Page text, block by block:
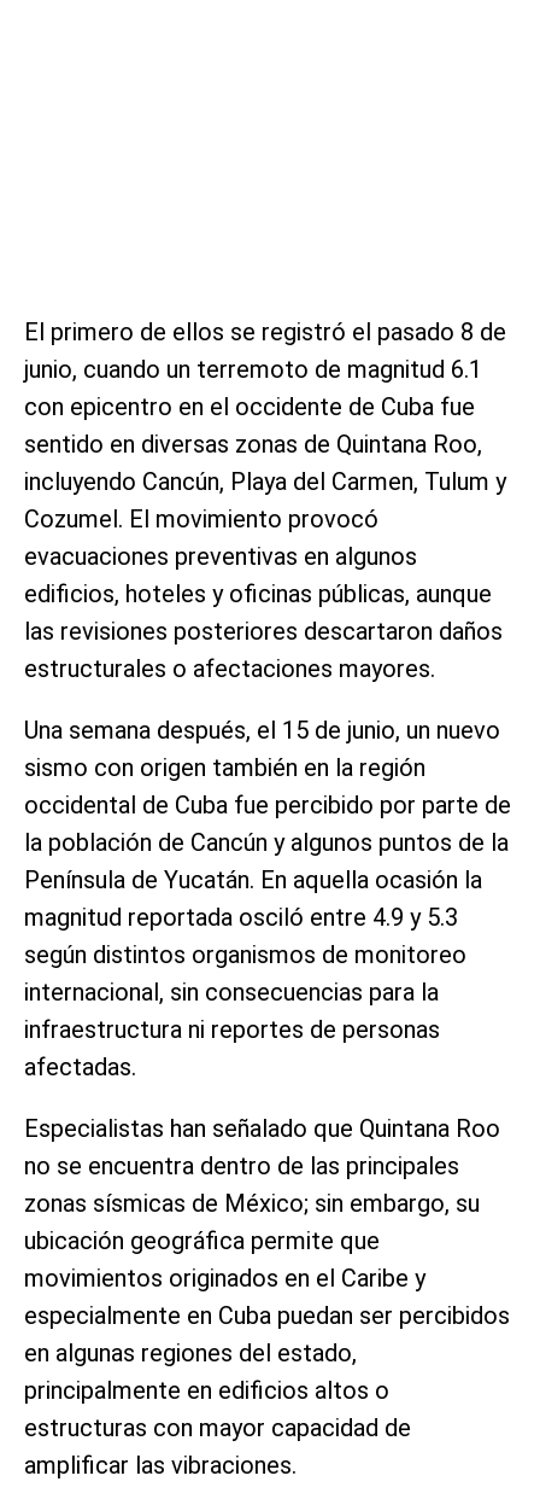
El primero de ellos se registró el pasado 8 de
junio, cuando un terremoto de magnitud 6.1
con epicentro en el occidente de Cuba fue
sentido en diversas zonas de Quintana Roo,
incluyendo Cancún, Playa del Carmen, Tulum y
Cozumel. El movimiento provocó
evacuaciones preventivas en algunos
edificios, hoteles y oficinas públicas, aunque
las revisiones posteriores descartaron daños
estructurales o afectaciones mayores.
Una semana después, el 15 de junio, un nuevo
sismo con origen también en la región
occidental de Cuba fue percibido por parte de
la población de Cancún y algunos puntos de la
Península de Yucatán. En aquella ocasión la
magnitud reportada osciló entre 4.9 y 5.3
según distintos organismos de monitoreo
internacional, sin consecuencias para la
infraestructura ni reportes de personas
afectadas.
Especialistas han señalado que Quintana Roo
no se encuentra dentro de las principales
zonas sísmicas de México; sin embargo, su
ubicación geográfica permite que
movimientos originados en el Caribe y
especialmente en Cuba puedan ser percibidos
en algunas regiones del estado,
principalmente en edificios altos o
estructuras con mayor capacidad de
amplificar las vibraciones.